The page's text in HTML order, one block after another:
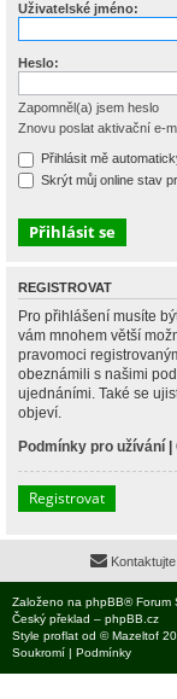
Uživatelské jméno:
Heslo:
Zapomněl(a) jsem heslo
Znovu poslat aktivační e-
Přihlásit mě
Skrýt můj online stav
REGISTROVAT
Pro přihlášení musíte
vám mnohem větší
pravomoci
obeznámili s našimi
ujednáními. Také se
objeví.
Podmínky pro užívání |
Registrovat
Založeno na phpBB® Forum
Český překlad – phpBB.cz
Style proflat od ©Mazeltof
Soukromí | Podmínky